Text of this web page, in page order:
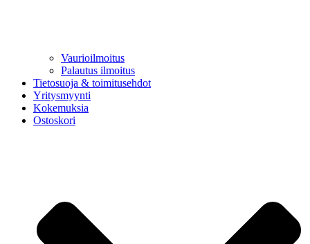
Vaurioilmoitus
Palautus ilmoitus
Tietosuoja & toimitusehdot
Yritysmyynti
Kokemuksia
Ostoskori